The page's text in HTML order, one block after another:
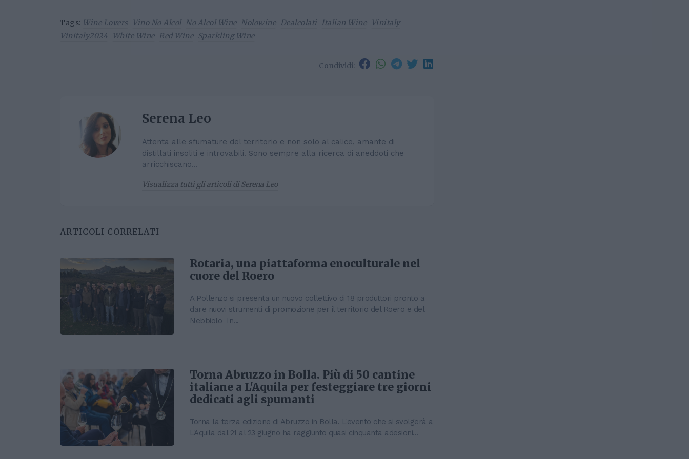
Tags: Wine Lovers Vino No Alcol No Alcol Wine Nolowine Dealcolati Italian Wine
Vinitaly
Vinitaly2024
White Wine Red Wine Sparkling Wine
Condividi:
Serena Leo
Attenta alle sfumature del territorio e non solo al calice, amante di
distillati insoliti e introvabili. Sono sempre alla ricerca di aneddoti che
arricchiscano...
Visualizza tutti gli articoli di Serena Leo
ARTICOLI CORRELATI
Rotaria, una piattaforma enoculturale nel
cuore del Roero
A Pollenzo si presenta un nuovo collettivo di 18 produttori pronto a
dare nuovi strumenti di promozione per il territorio del Roero e del
Nebbiolo In...
Torna Abruzzo in Bolla. Più di 50 cantine
italiane a L'Aquila per festeggiare tre giorni
dedicati agli spumanti
Torna la terza edizione di Abruzzo in Bolla. L'evento che si svolgerà a
L'Aquila dal 21 al 23 giugno ha raggiunto quasi cinquanta adesioni...